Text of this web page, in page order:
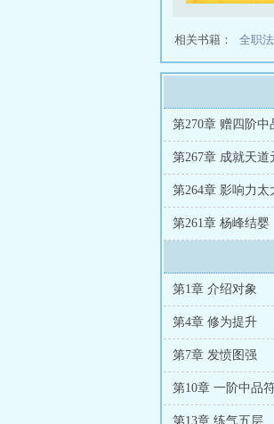
相关书籍： 全职
第270章 赠四阶
第267章 成就天
第264章 影响力
第261章 杨峰结婴
第1章 介绍对象
第4章 修为提升
第7章 发愤图强
第10章 一阶中品
第13章 练气五层